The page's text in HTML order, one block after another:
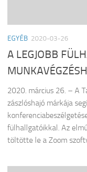
EGYÉB 2020-03-26
A LEGJOBB
2020. március 26. – A
zászlóshajó márkája
fülhallgatóikkal. Az
töltötte le a Zoom